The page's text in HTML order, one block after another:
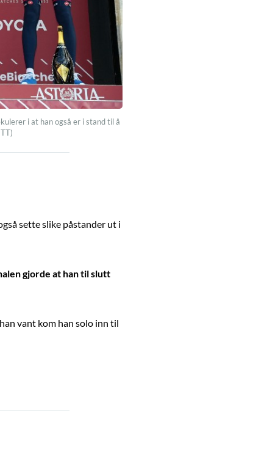
i at han også er i stand til å
sette slike påstander ut i
gjorde at han til slutt
vant kom han solo inn til